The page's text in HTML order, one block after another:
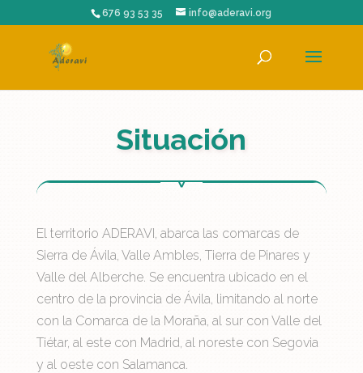
676 93 53 35 info@aderavi.org
Situación
El territorio ADERAVI, abarca las comarcas de
Sierra de Ávila, Valle Ambles, Tierra de Pinares y
Valle del Alberche. Se encuentra ubicado en el
centro de la provincia de Ávila, limitando al norte
con la Comarca de la Moraña, al sur con Valle del
Tiétar, al este con Madrid, al noreste con Segovia
y al oeste con Salamanca.